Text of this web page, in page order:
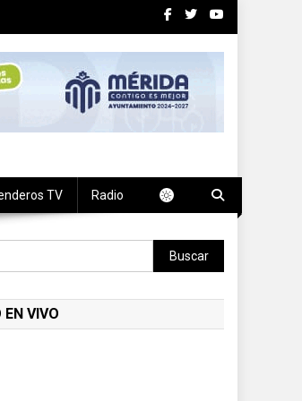
TV Radio
Buscar:
EN VIVO